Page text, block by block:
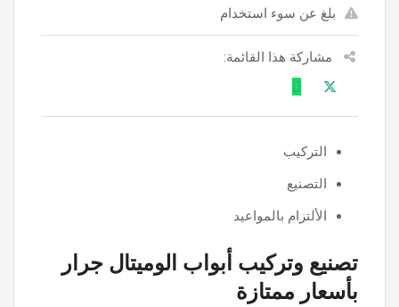
بلغ عن سوء استخدام
مشاركة هذا القائمة:
التركيب
التصنيع
الألتزام بالمواعيد
تصنيع وتركيب أبواب الوميتال جرار
بأسعار ممتازة